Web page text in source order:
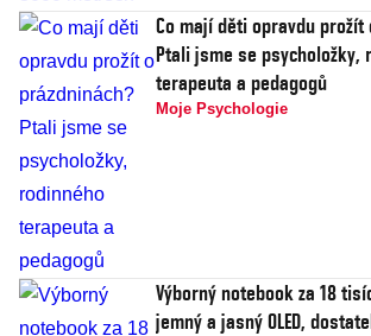
Co mají děti opravdu prožít
Ptali jsme se psycholožky,
terapeuta a pedagogů
Moje Psychologie
Výborný notebook za 18
jemný a jasný OLED,